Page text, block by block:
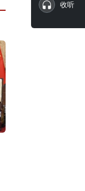
收听